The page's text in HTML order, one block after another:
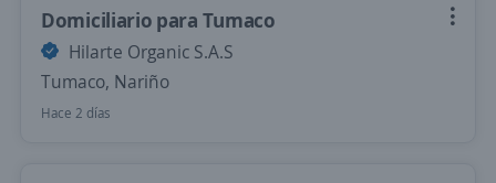
Domiciliario para Tumaco
Hilarte Organic S.A.S
Tumaco, Nariño
Hace 2 días